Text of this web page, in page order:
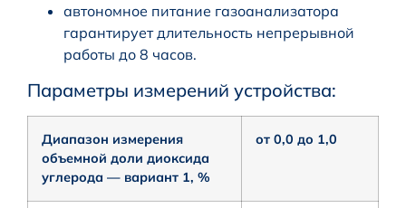
автономное питание газоанализатора
гарантирует длительность непрерывной
работы до 8 часов.
Параметры измерений устройства:
Диапазон измерения
объемной доли диоксида
углерода — вариант 1, %
от 0,0 до 1,0